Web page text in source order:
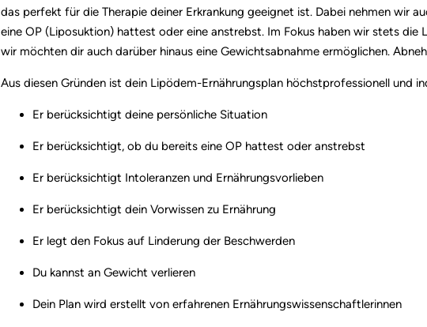
das perfekt für die Therapie deiner Erkrankung geeignet ist. Dabei nehmen wir
eine OP (Liposuktion) hattest oder eine anstrebst. Im Fokus haben wir stets die
wir möchten dir auch darüber hinaus eine Gewichtsabnahme ermöglichen.
Aus diesen Gründen ist dein Lipödem-Ernährungsplan höchstprofessionell und
Er berücksichtigt deine persönliche Situation
Er berücksichtigt, ob du bereits eine OP hattest oder anstrebst
Er berücksichtigt Intoleranzen und Ernährungsvorlieben
Er berücksichtigt dein Vorwissen zu Ernährung
Er legt den Fokus auf Linderung der Beschwerden
Du kannst an Gewicht verlieren
Dein Plan wird erstellt von erfahrenen Ernährungswissenschaftlerinnen